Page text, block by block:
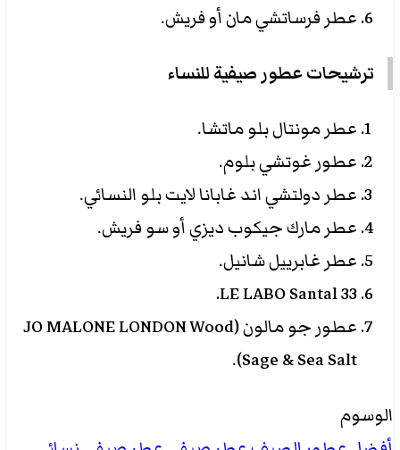
عطر فرساتشي مان أو فريش.
ترشيحات عطور صيفية للنساء
عطر مونتال بلو ماتشا.
عطور غوتشي بلوم.
عطر دولتشي اند غابانا لايت بلو النسائي.
عطر مارك جيكوب ديزي أو سو فريش.
عطر غابرييل شانيل.
LE LABO Santal 33.
عطور جو مالون (JO MALONE LONDON Wood
Sage & Sea Salt).
الوسوم